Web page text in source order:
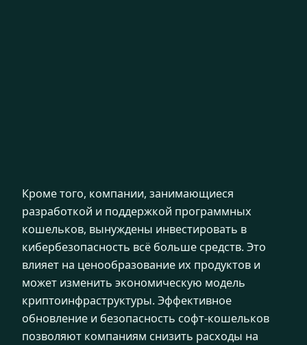
Кроме того, компании, занимающиеся
разработкой и поддержкой программных
кошельков, вынуждены инвестировать в
кибербезопасность всё больше средств. Это
влияет на ценообразование их продуктов и
может изменить экономическую модель
криптоинфраструктуры. Эффективное
обновление и безопасность софт-кошельков
позволяют компаниям снизить расходы на